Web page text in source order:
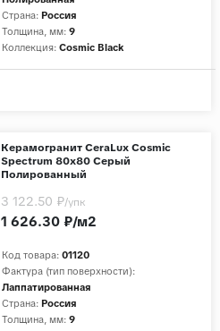
Страна: Россия
Толщина, мм: 9
Коллекция: Cosmic Black
Керамогранит CeraLux Cosmic
Spectrum 80x80 Серый
Полированный
Код товара: 01120
Фактура (тип поверхности):
Лаппатированная
Страна: Россия
Толщина, мм: 9
1 626.30 ₽/м2
3 122.50 ₽/упк